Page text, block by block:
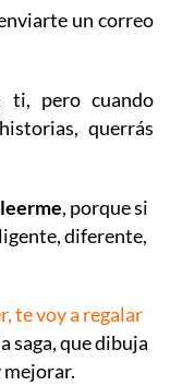
un correo
ti, pero cuando
querrás
, porque si
diferente,
te voy a regalar
saga, que dibuja
mejorar.